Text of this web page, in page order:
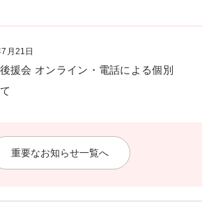
援会 オンライン・電話による個別
月21日
重要なお知らせ一覧へ